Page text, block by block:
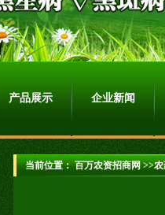
产品展示 企业新闻
当前位置：百万农资招商网>>农